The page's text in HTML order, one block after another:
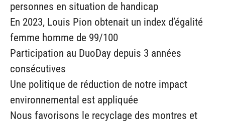
personnes en situation de handicap
En 2023, Louis Pion obtenait un index d’égalité
femme homme de 99/100
Participation au DuoDay depuis 3 années
consécutives
Une politique de réduction de notre impact
environnemental est appliquée
Nous favorisons le recyclage des montres et